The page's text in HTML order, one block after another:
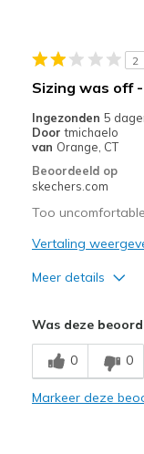
Casual Wear
Width
Sizing
View On Shoes
2
Sizing was off
Ingezonden 5
Door tmichaelo
van Orange, CT
Beoordeeld op
skechers.com
Too
Vertaling
Meer details
Width
Sizing
Was deze
0 0
Markeer deze